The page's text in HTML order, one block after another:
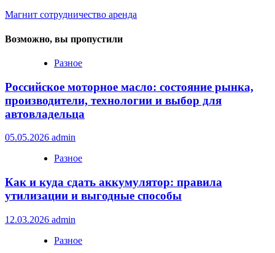
Магнит сотрудничество аренда
Возможно, вы пропустили
Разное
Российское моторное масло: состояние рынка,
производители, технологии и выбор для
автовладельца
05.05.2026 admin
Разное
Как и куда сдать аккумулятор: правила
утилизации и выгодные способы
12.03.2026 admin
Разное